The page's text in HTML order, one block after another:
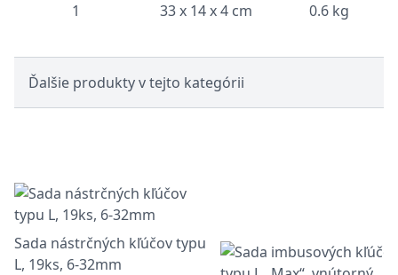
1
33 x 14 x 4 cm 0.6 kg
Ďalšie produkty v tejto kategórii
Sada nástrčných kľúčov typu
L, 19ks, 6-32mm